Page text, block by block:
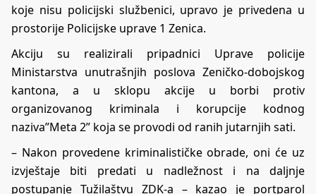
koje nisu policijski službenici, upravo je privedena u
prostorije Policijske uprave 1 Zenica.
Akciju su realizirali pripadnici Uprave policije
Ministarstva unutrašnjih poslova Zeničko-dobojskog
kantona, a u sklopu akcije u borbi protiv
organizovanog kriminala i korupcije kodnog
naziva”Meta 2” koja se provodi od ranih jutarnjih sati.
– Nakon provedene kriminalističke obrade, oni će uz
izvještaje biti predati u nadležnost i na daljnje
postupanje Tužilaštvu ZDK-a – kazao je portparol